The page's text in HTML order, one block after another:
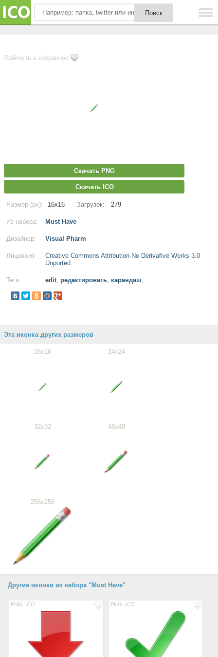
Лайкнуть в избранное
Скачать PNG
Скачать ICO
Размер (px): 16x16 Загрузок: 279
Из набора: Must Have
Дизайнер: Visual Pharm
Лицензия:
Creative Commons Attribution-No Derivafive Works 3.0
Unported
Теги: edit, редактировать, карандаш,
Эта иконка других размеров
16x16 24x24
32x32 48x48
256x256
Другие иконки из набора "Must Have"
PNG ICO PNG ICO